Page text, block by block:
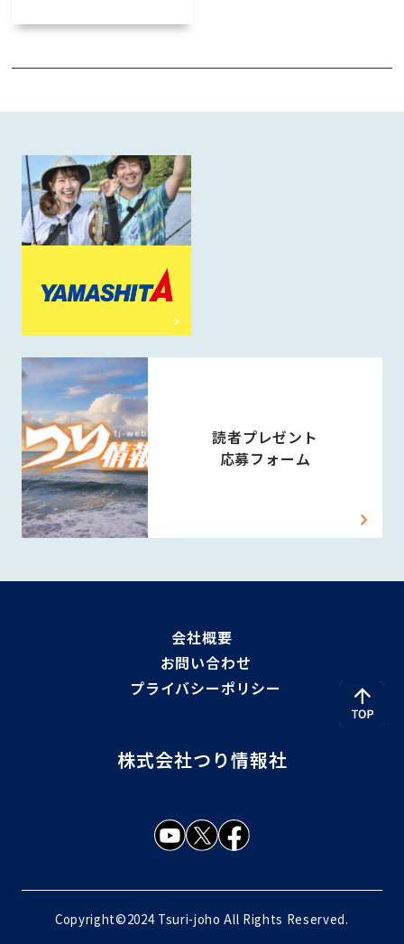
読者プレゼント
応募フォーム
会社概要
お問い合わせ
プライバシーポリシー
株式会社つり情報社
Copyright©2024 Tsuri-joho All Rights Reserved.